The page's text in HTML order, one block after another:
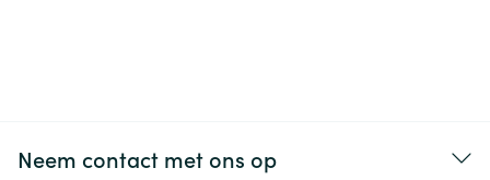
Neem contact met ons op